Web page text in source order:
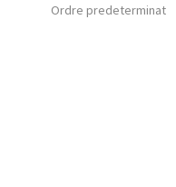
Ordre predeterminat